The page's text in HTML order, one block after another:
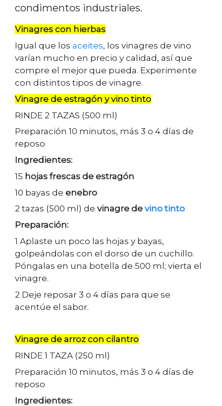
condimentos industriales.
Vinagres con hierbas
Igual que los aceites, los vinagres de vino
varían mucho en precio y calidad, así que
compre el mejor que pueda. Experimente
con distintos tipos de vinagre.
Vinagre de estragón y vino tinto
RINDE 2 TAZAS (500 ml)
Preparación 10 minutos, más 3 o 4 días de
reposo
Ingredientes:
15 hojas frescas de estragón
10 bayas de enebro
2 tazas (500 ml) de vinagre de vino tinto
Preparación:
1 Aplaste un poco las hojas y bayas,
golpeándolas con el dorso de un cuchillo.
Póngalas en una botella de 500 ml; vierta el
vinagre.
2 Deje reposar 3 o 4 días para que se
acentúe el sabor.
Vinagre de arroz con cilantro
RINDE 1 TAZA (250 ml)
Preparación 10 minutos, más 3 o 4 días de
reposo
Ingredientes: